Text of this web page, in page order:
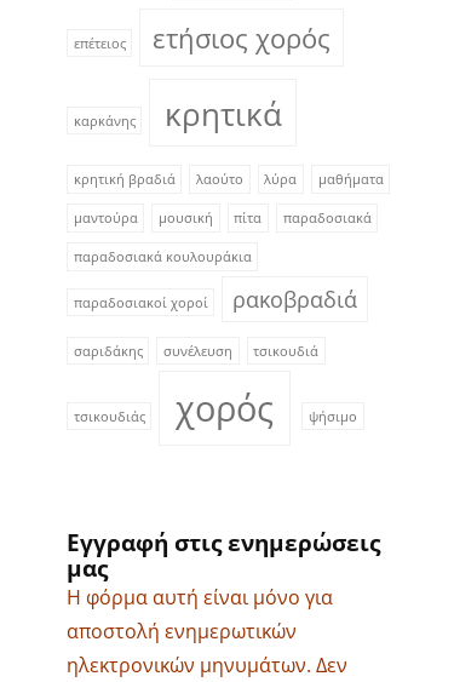
επέτειος ετήσιος χορός
καρκάνης κρητικά
κρητική βραδιά λαούτο λύρα μαθήματα
μαντούρα μουσική πίτα παραδοσιακά
παραδοσιακά κουλουράκια
παραδοσιακοί χοροί ρακοβραδιά
σαριδάκης συνέλευση τσικουδιά
τσικουδιάς χορός ψήσιμο
Εγγραφή στις ενημερώσεις
μας
Η φόρμα αυτή είναι μόνο για
αποστολή ενημερωτικών
ηλεκτρονικών μηνυμάτων. Δεν